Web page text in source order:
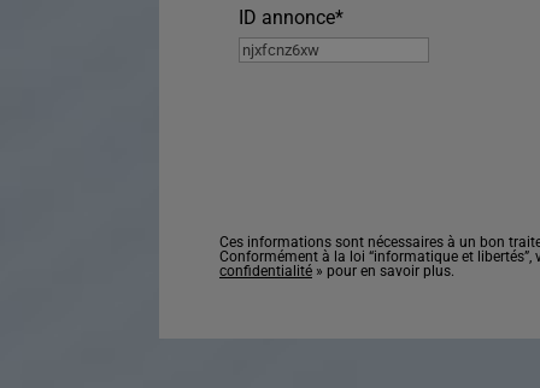
ID annonce*
Ces informations sont nécessaires à un bon
Conformément à la loi “informatique et
confidentialité » pour en savoir plus.